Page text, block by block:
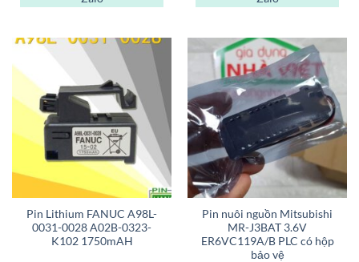
Pin Lithium FANUC A98L-
0031-0028 A02B-0323-
K102 1750mAH
Pin nuôi nguồn Mitsubishi
MR-J3BAT 3.6V
ER6VC119A/B PLC có hộp
bảo vệ